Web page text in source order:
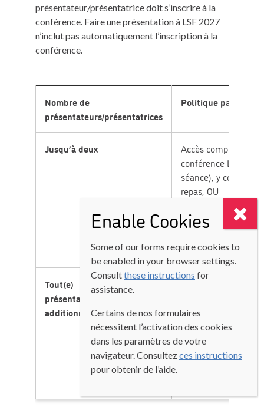
présentateur/présentatrice doit s’inscrire à la
conférence. Faire une présentation à LSF 2027
n’inclut pas automatiquement l’inscription à la
conférence.
Nombre de
présentateurs/présentatrices
Politique par séance
Jusqu’à deux
Accès complet à la
conférence LSF
séance), y compris
repas, OU
Accès complet à la
et samedi), repas
Tout(e)
présentateur/présentatrice
additionnel(le)
Chaque
additionnel(le) doit
s’inscrire en tant que
participant(e) et
frais de la
Enable Cookies
Some of our forms require cookies to
be enabled in your browser settings.
Consultthese instructions for
assistance.
Certains de nos formulaires
nécessitent l’activation des cookies
dans les paramètres de votre
navigateur. Consultezces instructions
pour obtenir de l’aide.